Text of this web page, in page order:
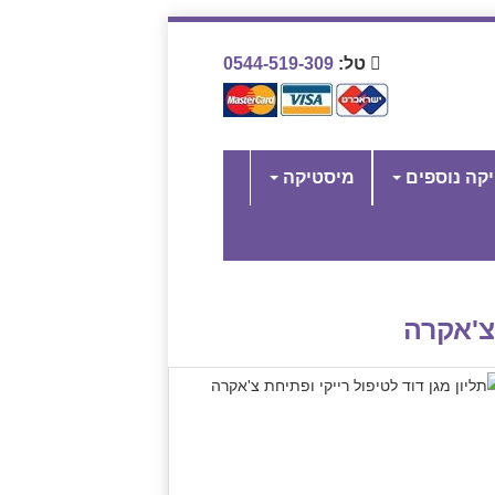
טל: 0544-519-309
נוספים מיסטיקה
צ'אקרה